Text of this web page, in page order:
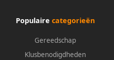
Populaire categorieën
Gereedschap
Klusbenodigdheden